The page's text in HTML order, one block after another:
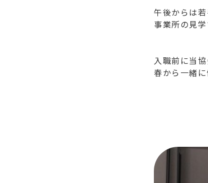
午後からは
事業所の見
入職前に当
春から一緒